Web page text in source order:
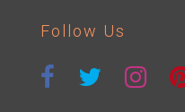
Follow Us